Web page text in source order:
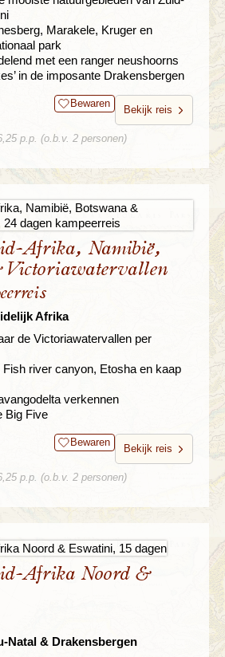
Marakele, Kruger en
park
met een ranger neushoorns
in de imposante Drakensbergen
Bewaren
Bekijk reis
p.p. (o.b.v. 2 personen)
Afrika, Namibië,
Victoriawatervallen
Afrika
de Victoriawatervallen per
river canyon, Etosha en kaap
verkennen
Big Five
Bewaren
Bekijk reis
p.p. (o.b.v. 2 personen)
Afrika Noord &
Natal & Drakensbergen